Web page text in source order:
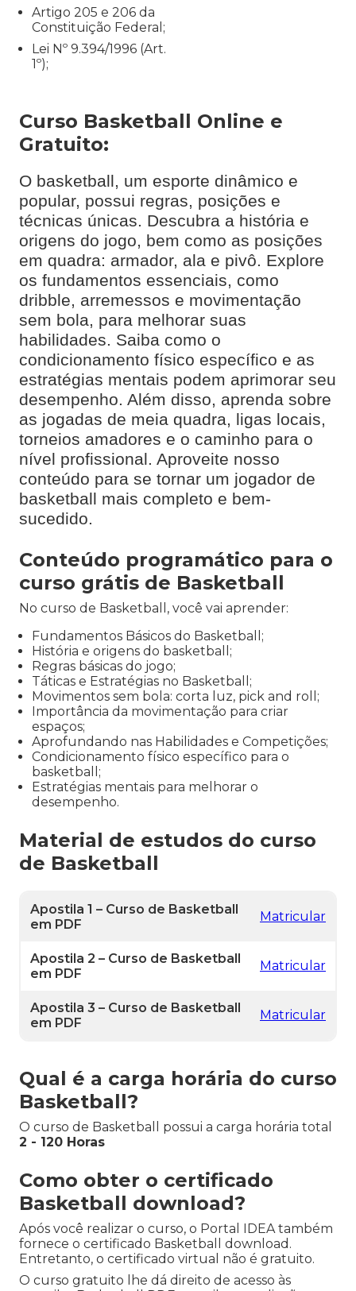
Artigo 205 e 206 da
Constituição Federal;
Lei Nº 9.394/1996 (Art.
1º);
Curso Basketball Online e
Gratuito:
O basketball, um esporte dinâmico e
popular, possui regras, posições e
técnicas únicas. Descubra a história e
origens do jogo, bem como as posições
em quadra: armador, ala e pivô. Explore
os fundamentos essenciais, como
dribble, arremessos e movimentação
sem bola, para melhorar suas
habilidades. Saiba como o
condicionamento físico específico e as
estratégias mentais podem aprimorar seu
desempenho. Além disso, aprenda sobre
as jogadas de meia quadra, ligas locais,
torneios amadores e o caminho para o
nível profissional. Aproveite nosso
conteúdo para se tornar um jogador de
basketball mais completo e bem-
sucedido.
Conteúdo programático para o
curso grátis de Basketball
No curso de Basketball, você vai aprender:
Fundamentos Básicos do Basketball;
História e origens do basketball;
Regras básicas do jogo;
Táticas e Estratégias no Basketball;
Movimentos sem bola: corta luz, pick and roll;
Importância da movimentação para criar
espaços;
Aprofundando nas Habilidades e Competições;
Condicionamento físico específico para o
basketball;
Estratégias mentais para melhorar o
desempenho.
Material de estudos do curso
de Basketball
Apostila 1 – Curso de Basketball
em PDF
Matricular
Apostila 2 – Curso de Basketball
em PDF
Matricular
Apostila 3 – Curso de Basketball
em PDF
Matricular
Qual é a carga horária do curso
Basketball?
O curso de Basketball possui a carga horária total
2 - 120 Horas
Como obter o certificado
Basketball download?
Após você realizar o curso, o Portal IDEA também
fornece o certificado Basketball download.
Entretanto, o certificado virtual não é gratuito.
O curso gratuito lhe dá direito de acesso às